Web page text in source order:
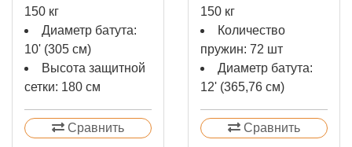
150 кг
Диаметр батута:
10' (305 см)
Высота защитной
сетки: 180 см
Сравнить
150 кг
Количество
пружин: 72 шт
Диаметр батута:
12' (365,76 см)
Сравнить